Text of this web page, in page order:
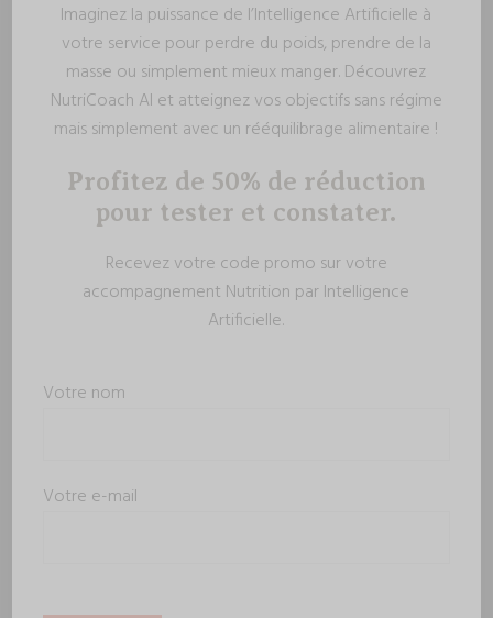
Imaginez la puissance de l’Intelligence Artificielle à
votre service pour perdre du poids, prendre de la
masse ou simplement mieux manger. Découvrez
NutriCoach AI et atteignez vos objectifs sans régime
mais simplement avec un rééquilibrage alimentaire !
Profitez de 50% de réduction
pour tester et constater.
Recevez votre code promo sur votre
accompagnement Nutrition par Intelligence
Artificielle.
Votre nom
Votre e-mail